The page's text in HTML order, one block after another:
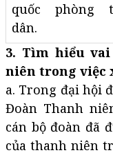
quốc phòng
dân.
3. Tìm hiểu
niên trong việc
a. Trong đại hội
Đoàn Thanh
cán bộ đoàn đã
của thanh niên